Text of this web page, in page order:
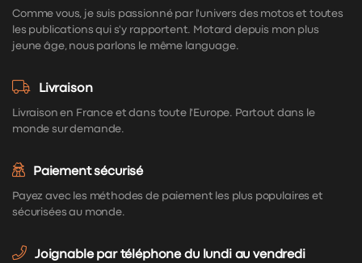
Comme vous, je suis passionné par l'univers des motos et toutes
les publications qui s'y rapportent. Motard depuis mon plus
jeune âge, nous parlons le même language.
Livraison
Livraison en France et dans toute l'Europe. Partout dans le
monde sur demande.
Paiement sécurisé
Payez avec les méthodes de paiement les plus populaires et
sécurisées au monde.
Joignable par téléphone du lundi au vendredi